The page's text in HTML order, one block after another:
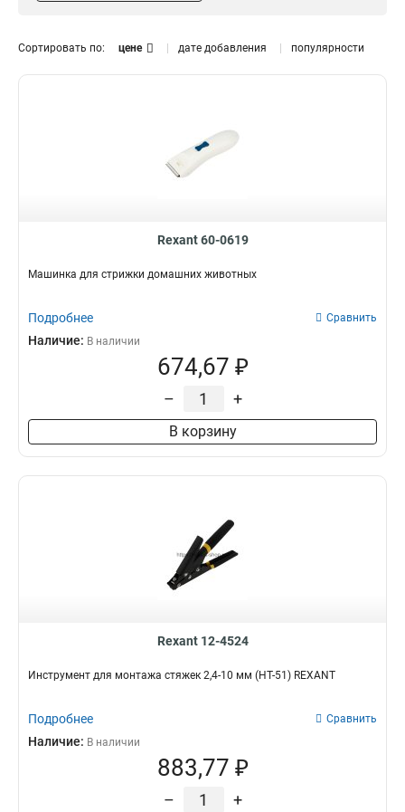
Материал
Сортировать по: цене дате добавления популярности
Rexant 60-0619
Машинка для стрижки домашних животных
Подробнее Сравнить
Наличие: В наличии
674,67 ₽
– +
В корзину
Rexant 12-4524
Инструмент для монтажа стяжек 2,4-10 мм (HT-51) REXANT
Подробнее Сравнить
Наличие: В наличии
883,77 ₽
– +